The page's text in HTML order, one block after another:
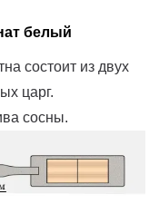
белый
состоит из двух
царг.
сосны.